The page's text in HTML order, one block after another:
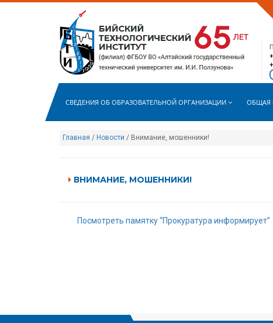
СВЕДЕНИЯ ОБ ОБРАЗОВАТЕЛЬНОЙ ОРГАНИЗАЦИИ ОБЩАЯ
Главная / Новости / Внимание, мошенники!
ВНИМАНИЕ, МОШЕННИКИ!
Посмотреть памятку “Прокуратура информирует”